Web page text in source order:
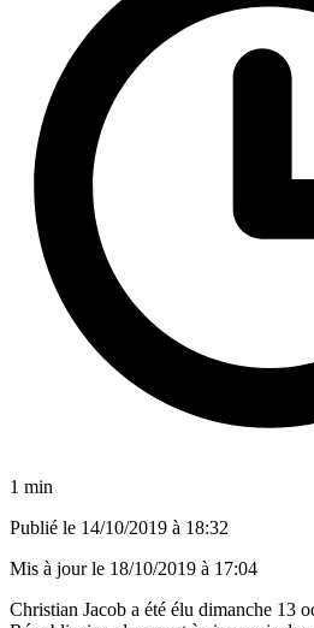
1 min
Publié le 14/10/2019 à 18:32
Mis à jour le 18/10/2019 à 17:04
Christian Jacob a été élu dimanche 13